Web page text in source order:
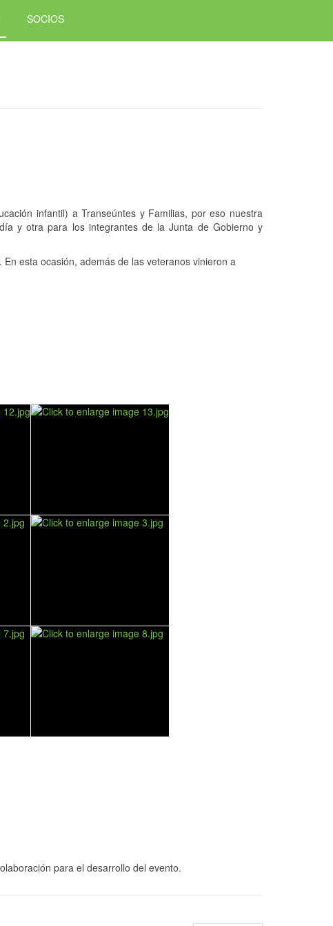
SOCIOS
infantil) a Transeúntes y Familias, por eso nuestra
y otra para los integrantes de la Junta de Gobierno y
esta ocasión, además de las veteranos vinieron a
para el desarrollo del evento.